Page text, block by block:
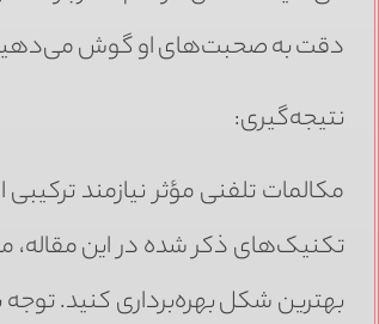
دقت به صحبت‌های او گوش می‌دهید و
نتیجه‌گیری:
مکالمات تلفنی مؤثر نیازمند
تکنیک‌های ذکر شده در این مقاله،
بهترین شکل بهره‌برداری کنید.